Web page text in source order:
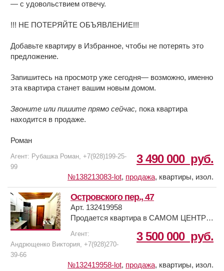
— с удовольствием отвечу.
!!! НЕ ПОТЕРЯЙТЕ ОБЪЯВЛЕНИЕ!!!
Добавьте квартиру в Избранное, чтобы не потерять это
предложение.
Запишитесь на просмотр уже сегодня— возможно, именно
эта квартира станет вашим новым домом.
Звоните или пишите прямо сейчас, пока квартира
находится в продаже.
Роман
3 490 000 руб.
Агент: Рубашка Роман, +7(928)199-25-
99
№138213083-lot, продажа, квартиры, изол.
Островского пер., 47
Арт. 132419958
Продается квартира в САМОМ ЦЕНТРЕ
ценностью ! Есть мансардный этаж-
красивое окно- луч света в комнате!
3 500 000 руб.
Агент:
Андрющенко Виктория, +7(928)270-
39-66
№132419958-lot, продажа, квартиры, изол.